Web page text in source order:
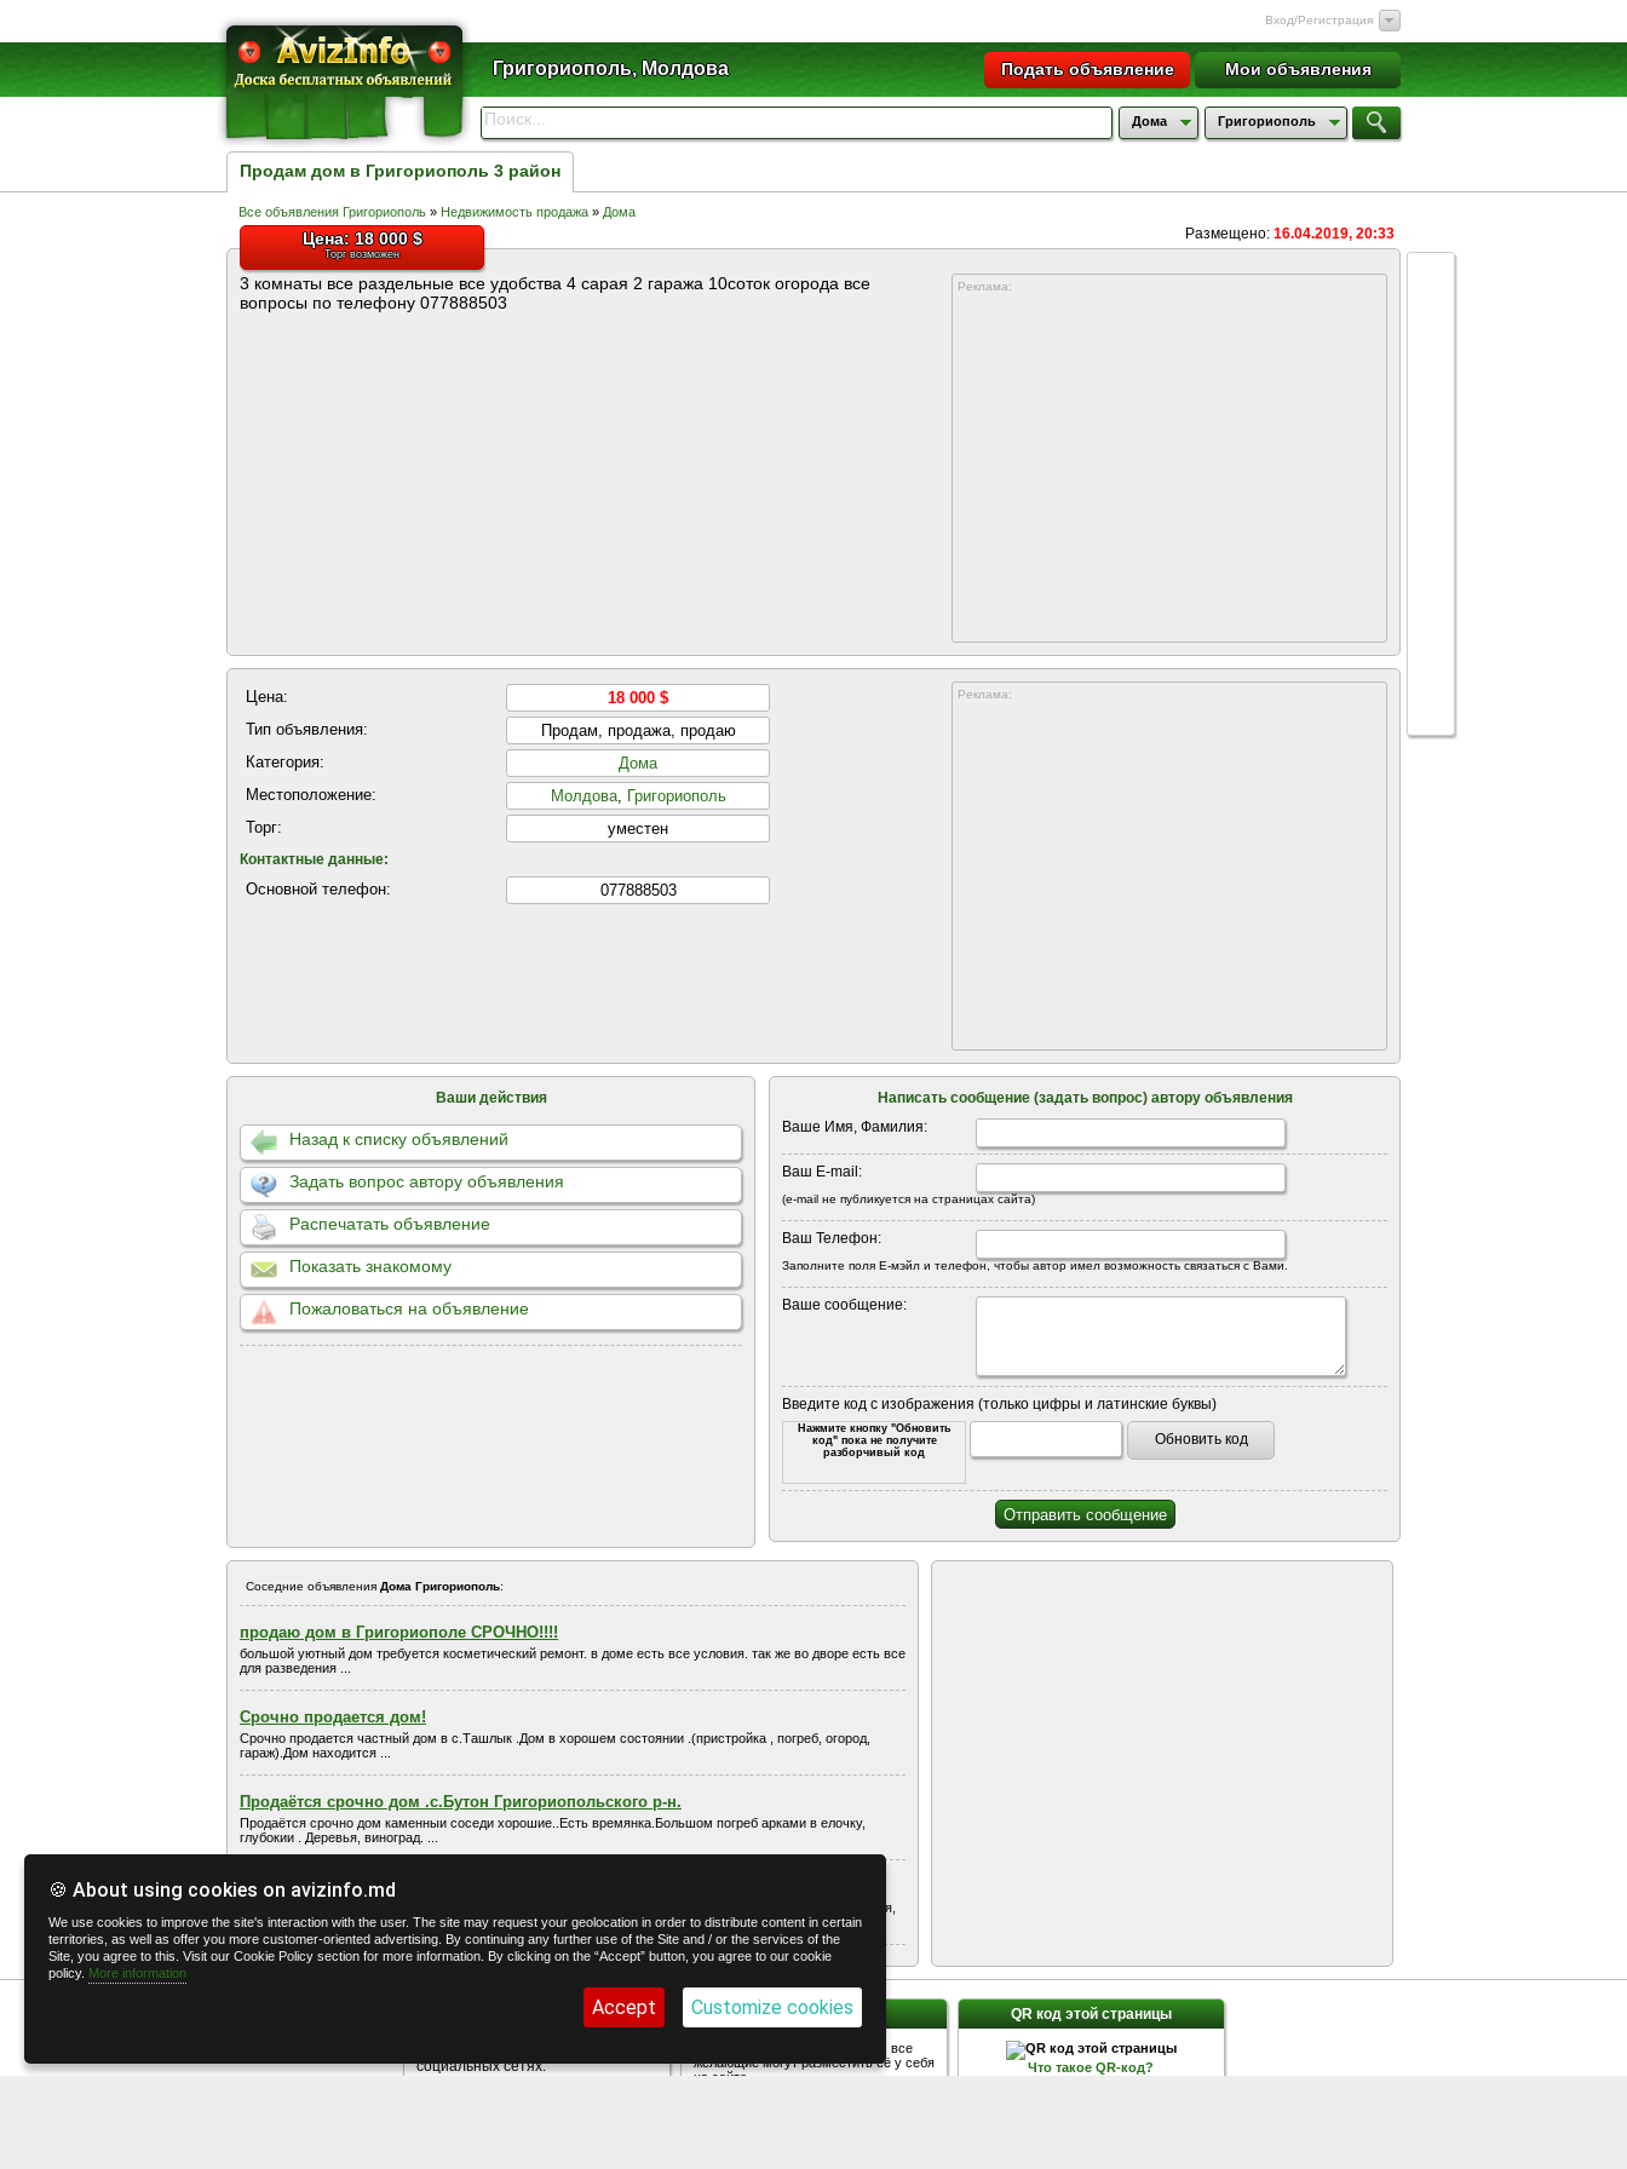
Вход/Регистрация
Григориополь, Молдова Мои объявления
Подать объявление
Дома Григориополь
Продам дом в Григориополь 3 район
Все объявления Григориополь » Недвижимость продажа » Дома
Размещено: 16.04.2019, 20:33
Цена: 18 000 $
Торг возможен
Реклама:
3 комнаты все раздельные все удобства 4 сарая 2 гаража 10соток огорода все
вопросы по телефону 077888503
Цена:
18 000 $
Тип объявления:
Продам, продажа, продаю
Категория:
Дома
Местоположение:
Молдова, Григориополь
Торг:
уместен
Контактные данные:
Основной телефон: 077888503
Реклама:
Ваши действия
Назад к списку объявлений
Задать вопрос автору объявления
Распечатать объявление
Показать знакомому
Пожаловаться на объявление
Написать сообщение (задать вопрос) автору объявления
Ваше Имя, Фамилия:
Ваш E-mail:
(e-mail не публикуется на страницах сайта)
Ваш Телефон:
Заполните поля Е-мэйл и телефон, чтобы автор имел возможность связаться с Вами.
Ваше сообщение:
Введите код с изображения (только цифры и латинские буквы)
Нажмите кнопку "Обновить
код" пока не получите
разборчивый код
Обновить код
Соседние объявления Дома Григориополь:
продаю дом в Григориополе СРОЧНО!!!!
большой уютный дом требуется косметический ремонт. в доме есть все условия. так же во дворе есть все
для разведения ...
Срочно продается дом!
Срочно продается частный дом в с.Ташлык .Дом в хорошем состоянии .(пристройка , погреб, огород,
гараж).Дом находится ...
Продаётся срочно дом .с.Бутон Григориопольского р-н.
Продаётся срочно дом каменныи соседи хорошие..Есть времянка.Большом погреб арками в елочку,
глубокии . Деревья, виноград. ...
+79516778604 vitaliti2009@mail.ru WhatsApp +79110986798
Дом каменный , в центре Григориополя, 10 соток, газ, вода, удобства, хоз постройки, гараж, летняя кухня,
подвал. Требуется ...
AvizInfo в соцсетях
социальных сетях:
Наша кнопка
Наша кнопка - логотип AvizInfo, все
желающие могут разместить её у себя
на сайте.
QR код этой страницы
Что такое QR-код?
🍪 About using cookies on avizinfo.md
We use cookies to improve the site's interaction with the user. The site may request your geolocation in order to distribute content in certain
territories, as well as offer you more customer-oriented advertising. By continuing any further use of the Site and / or the services of the
Site, you agree to this. Visit our Cookie Policy section for more information. By clicking on the “Accept” button, you agree to our cookie
policy. More information
Accept Customize cookies